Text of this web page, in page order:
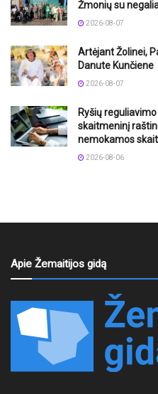
Žmonių su
2026-08-07
Artėjant Žolinei,
Danute Kunčiene
2026-08-07
Ryšių
skaitmeninį
nemokamos
2026-08-06
Apie Žemaitijos gidą